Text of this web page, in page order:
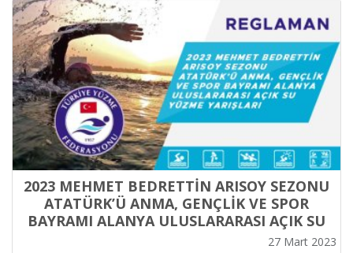
2023 MEHMET BEDRETTİN ARISOY SEZONU
ATATÜRK’Ü ANMA, GENÇLİK VE SPOR
BAYRAMI ALANYA ULUSLARARASI AÇIK SU
27 Mart 2023